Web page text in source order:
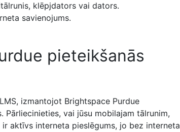
klēpjdators vai dators.
savienojums.
pieteikšanās
izmantojot Brightspace Purdue
vai jūsu mobilajam tālrunim,
aktīvs interneta pieslēgums, jo bez interneta